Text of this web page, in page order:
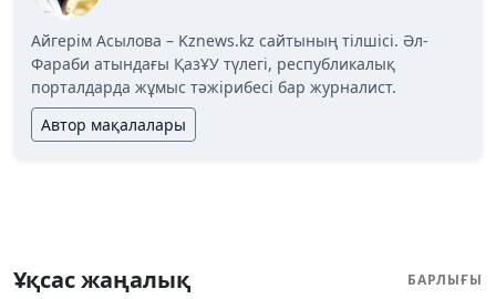
Айгерім Асылова – Kznews.kz сайтының тілшісі. Әл-
Фараби атындағы ҚазҰУ түлегі, республикалық
порталдарда жұмыс тәжірибесі бар журналист.
Автор мақалалары
Ұқсас жаңалық БАРЛЫҒЫ